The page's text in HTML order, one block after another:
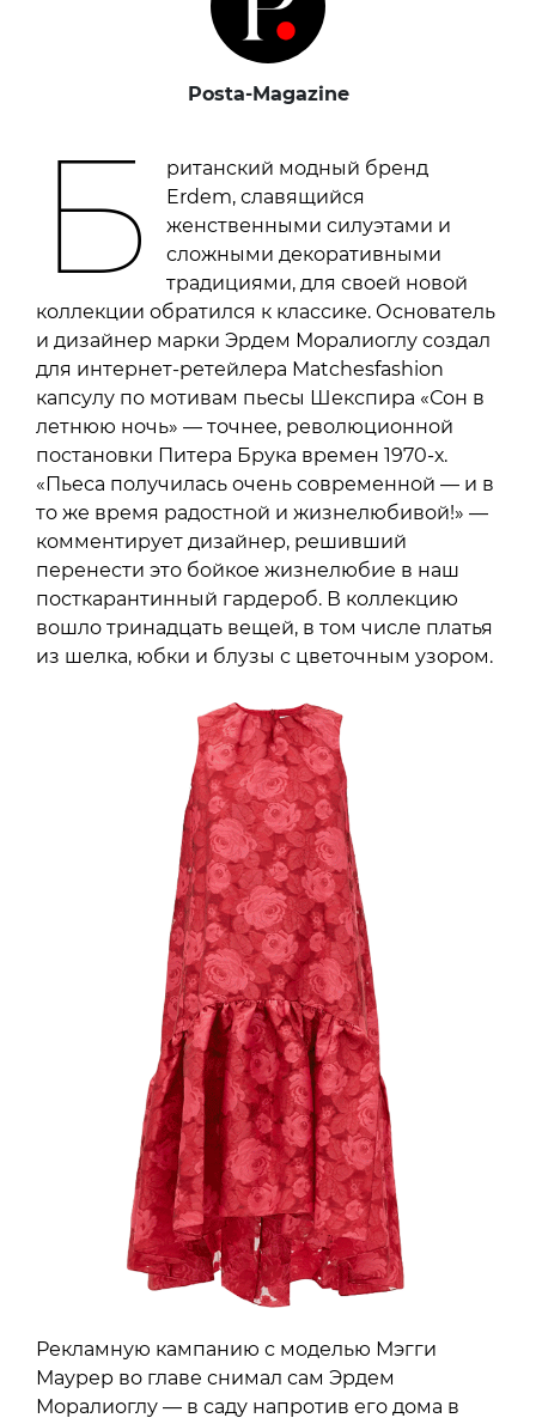
Posta-Magazine
Б
ританский модный бренд
Erdem, славящийся
женственными силуэтами и
сложными декоративными
традициями, для своей новой
коллекции обратился к классике. Основатель
и дизайнер марки Эрдем Моралиоглу создал
для интернет-ретейлера Matchesfashion
капсулу по мотивам пьесы Шекспира «Сон в
летнюю ночь» — точнее, революционной
постановки Питера Брука времен 1970-х.
«Пьеса получилась очень современной — и в
то же время радостной и жизнелюбивой!» —
комментирует дизайнер, решивший
перенести это бойкое жизнелюбие в наш
посткарантинный гардероб. В коллекцию
вошло тринадцать вещей, в том числе платья
из шелка, юбки и блузы с цветочным узором.
Рекламную кампанию с моделью Мэгги
Маурер во главе снимал сам Эрдем
Моралиоглу — в саду напротив его дома в